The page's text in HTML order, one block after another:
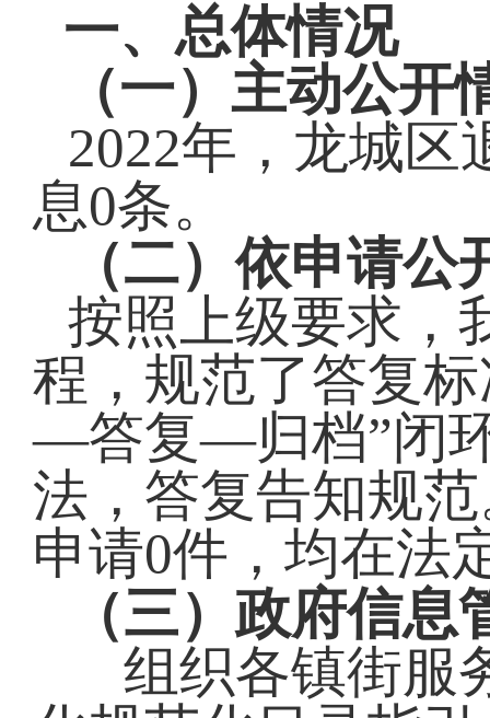
一、 总体情况
（一） 主动公开
2022年， 龙城区
息0条。
（二）依申请公
按照上级要求，
程，规范了答复
—答复—归档”闭
法，答复告知规范
申请0件，均在法
（三）政府信息
组织各镇街服